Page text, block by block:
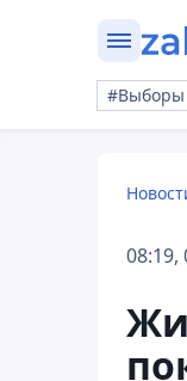
#Выборы
08:19,